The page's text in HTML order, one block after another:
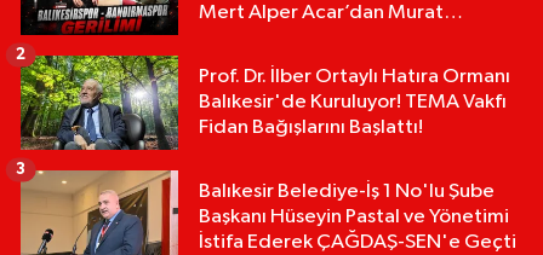
Mert Alper Acar’dan Murat
Prof. Dr. İlber Ortaylı Hatıra Ormanı
Balıkesir'de Kuruluyor! TEMA Vakfı
Fidan Bağışlarını Başlattı!
2
Balıkesir Belediye-İş 1 No'lu Şube
Başkanı Hüseyin Pastal ve Yönetimi
İstifa Ederek ÇAĞDAŞ-SEN'e Geçti
3